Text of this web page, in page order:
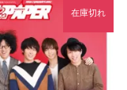
在庫切れ